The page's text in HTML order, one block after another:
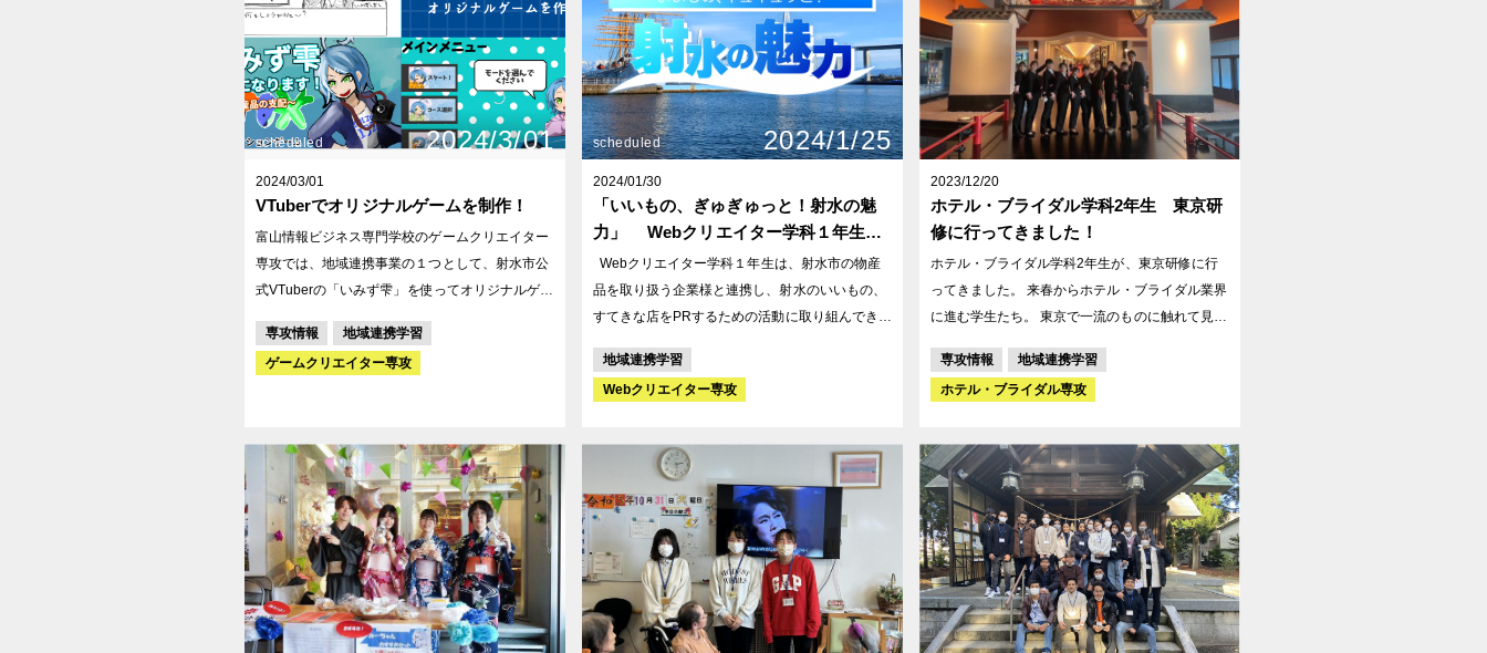
scheduled 2024/3/01
2024/03/01
VTuberでオリジナルゲームを制作！
富山情報ビジネス専門学校のゲームクリエイター
専攻では、地域連携事業の１つとして、射水市公
式VTuberの「いみず雫」を使ってオリジナルゲー
専攻情報
地域連携学習
ゲームクリエイター専攻
scheduled 2024/1/25
2024/01/30
「いいもの、ぎゅぎゅっと！射水の魅
力」 Webクリエイター学科１年生が
射水のいいものを動画で紹介！
Webクリエイター学科１年生は、射水市の物産
品を取り扱う企業様と連携し、射水のいいもの、
すてきな店をPRするための活動に取り組んできま
取材し、編集した動画… いったいどんな作品が
できあがったのでしょうか？！ ぜひご覧くださ
地域連携学習
Webクリエイター専攻
2023/12/20
ホテル・ブライダル学科2年生 東京研
修に行ってきました！
ホテル・ブライダル学科2年生が、東京研修に行
ってきました。 来春からホテル・ブライダル業界
に進む学生たち。 東京で一流のものに触れて見聞
ジュールを企画。 2泊3日の東京研修でたくさん見
て食べて経験して、いっぱい学んできました。
人気のゲストハウス見学 ホテル雅叙園東京･･･日
本の伝統と美意識が融合したミュージアムホテル
体験 サレジオ教会･･･本格チャーチウエディング
見学 迎賓館赤坂離宮･･･日本の公式迎賓館見学 ホ
テルニューオータニ東京･･･一流ホテルのテーブ
ルマナー講座 2日目： 浅草周辺散策･･･インバウ
ンド学習 ホスピタリティ研修･･･ディズニー出身
講師によるホスピタリティ研修 東京ディズニーシ
専攻情報
地域連携学習
ホテル・ブライダル専攻